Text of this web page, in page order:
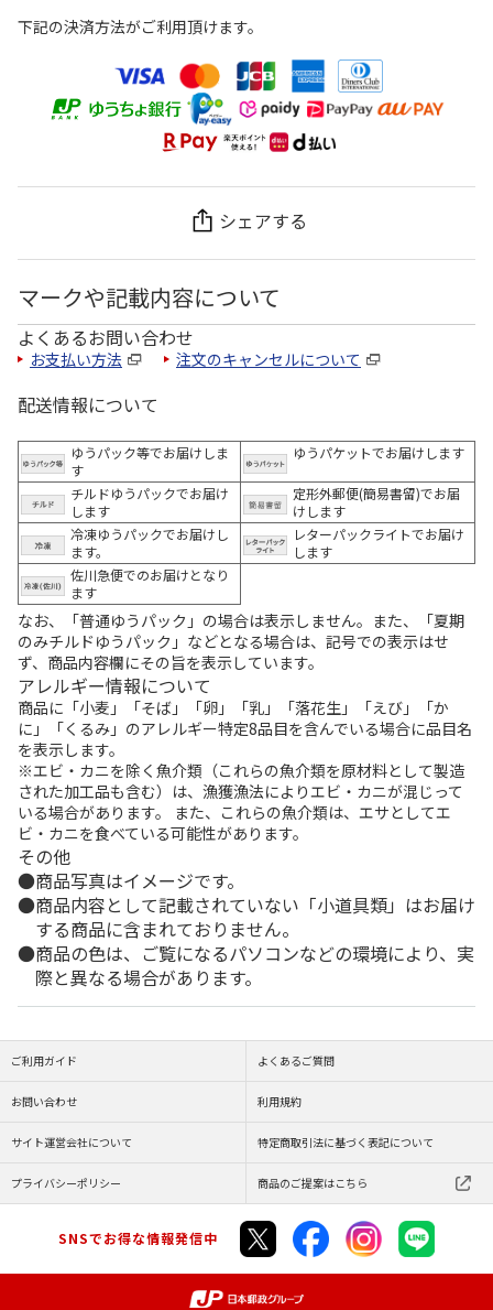
下記の決済方法がご利用頂けます。
シェアする
マークや記載内容について
よくあるお問い合わせ
お支払い方法 注文のキャンセルについて
配送情報について
ゆうパック等でお届けしま
す
ゆうパケットでお届けします
チルドゆうパックでお届け
します
定形外郵便(簡易書留)でお届
けします
冷凍ゆうパックでお届けし
ます。
レターパックライトでお届け
します
佐川急便でのお届けとなり
ます
なお、「普通ゆうパック」の場合は表示しません。また、「夏期
のみチルドゆうパック」などとなる場合は、記号での表示はせ
ず、商品内容欄にその旨を表示しています。
アレルギー情報について
商品に「小麦」「そば」「卵」「乳」「落花生」「えび」「か
に」「くるみ」のアレルギー特定8品目を含んでいる場合に品目名
を表示します。
※エビ・カニを除く魚介類（これらの魚介類を原材料として製造
された加工品も含む）は、漁獲漁法によりエビ・カニが混じって
いる場合があります。 また、これらの魚介類は、エサとしてエ
ビ・カニを食べている可能性があります。
その他
商品写真はイメージです。
商品内容として記載されていない「小道具類」はお届け
する商品に含まれておりません。
商品の色は、ご覧になるパソコンなどの環境により、実
際と異なる場合があります。
ご利用ガイド よくあるご質問
お問い合わせ 利用規約
サイト運営会社について 特定商取引法に基づく表記について
プライバシーポリシー 商品のご提案はこちら
SNSでお得な情報発信中